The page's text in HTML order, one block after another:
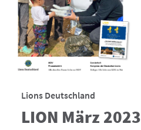
Lions Deutschland
LION März 2023